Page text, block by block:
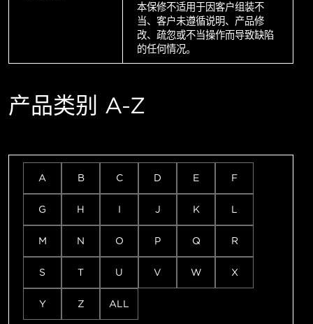
本保修不适用于因客户组装不
当、客户未遵循说明、产品修
改、疏忽或不当操作而导致缺陷
的任何情况。
产品类别 A-Z
A B C D E F
G H I J K L
M N O P Q R
S T U V W X
Y Z ALL